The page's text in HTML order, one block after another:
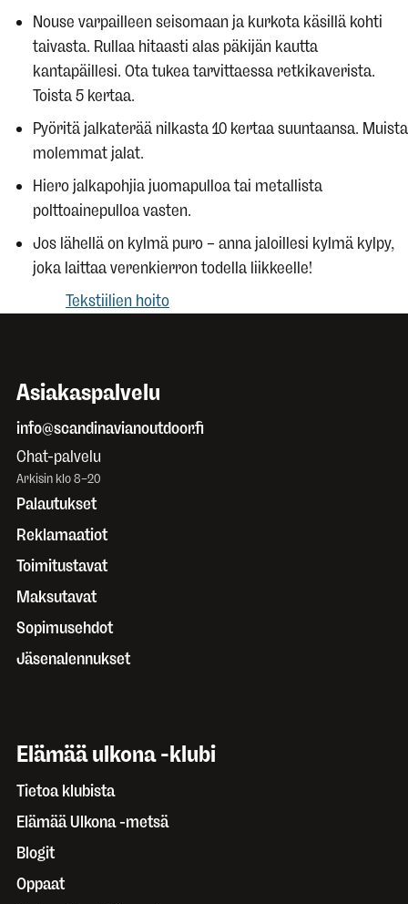
Nouse varpailleen seisomaan ja kurkota käsillä kohti
taivasta. Rullaa hitaasti alas päkijän kautta
kantapäillesi. Ota tukea tarvittaessa retkikaverista.
Toista 5 kertaa.
Pyöritä jalkaterää nilkasta 10 kertaa suuntaansa. Muista
molemmat jalat.
Hiero jalkapohjia juomapulloa tai metallista
polttoainepulloa vasten.
Jos lähellä on kylmä puro – anna jaloillesi kylmä kylpy,
joka laittaa verenkierron todella liikkeelle!
Tekstiilien hoito
Asiakaspalvelu
info@scandinavianoutdoor.fi
Chat-palvelu
Arkisin klo 8–20
Palautukset
Reklamaatiot
Toimitustavat
Maksutavat
Sopimusehdot
Jäsenalennukset
Elämää ulkona -klubi
Tietoa klubista
Elämää Ulkona -metsä
Blogit
Oppaat